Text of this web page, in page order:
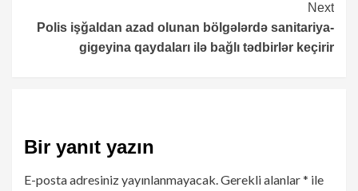
Next
Polis işğaldan azad olunan bölgələrdə sanitariya-
gigeyina qaydaları ilə bağlı tədbirlər keçirir
Bir yanıt yazın
E-posta adresiniz yayınlanmayacak.Gerekli alanlar* ile